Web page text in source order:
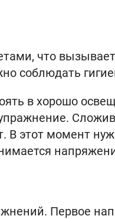
что
соблюдать
в хорошо
В этот момент
Первое